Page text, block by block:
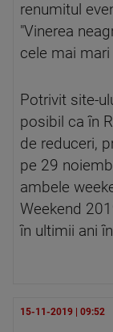
renumitul
"Vinerea
cele mai
Potrivit site-
posibil ca în
de reduceri,
pe 29
ambele
Weekend
în ultimii ani
15-11-2019 | 09:52